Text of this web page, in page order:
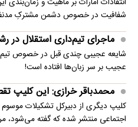
شفافیت در خصوص دشمن مشترکِ
ماجرای تیم‌داری استقلال در
شایعه عجیبی چندی قبل در خصوص
عجیب بر سر زبان‌ها افتاده است!
محمدباقر خرازی: این کلیپ
کلیپ دیگری از دبیرکل تشکیلات موسوم
اجتماعی منتشر شده که گفته می‌شود،